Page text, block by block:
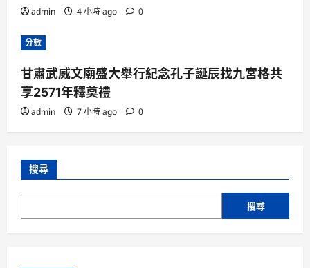
admin 4 小時 ago 0
分數
甘肅武威文廟盛大舉行紀念孔子誕辰找九宮格共
享2571年釋奠禮
admin 7 小時 ago 0
搜尋
搜尋